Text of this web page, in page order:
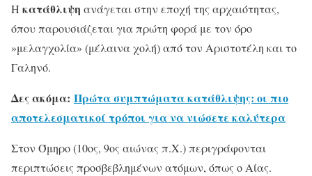
H κατάθλιψη ανάγεται στην εποχή της αρχαιότητας,
όπου παρουσιάζεται για πρώτη φορά με τον όρο
»μελαγχολία» (μέλαινα χολή) από τον Αριστοτέλη και το
Γαληνό.
Δες ακόμα: Πρώτα συμπτώματα κατάθλιψης: οι πιο
αποτελεσματικοί τρόποι για να νιώσετε καλύτερα
Στον Όμηρο (10ος, 9ος αιώνας π.Χ.) περιγράφονται
περιπτώσεις προσβεβλημένων ατόμων, όπως ο Αίας.